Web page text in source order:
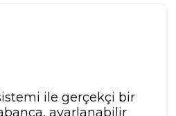
ile gerçekçi bir
ayarlanabilir